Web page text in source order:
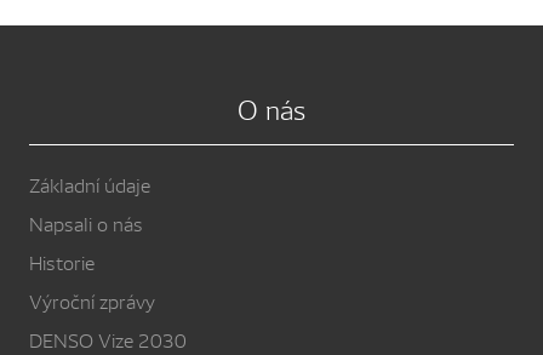
O nás
Základní údaje
Napsali o nás
Historie
Výroční zprávy
DENSO Vize 2030